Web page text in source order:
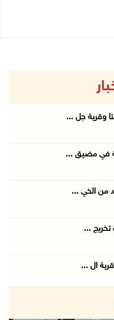
وقرية جل ...
في مضيق ...
من الخي ...
تخريج ...
ال ...
الأثر ...